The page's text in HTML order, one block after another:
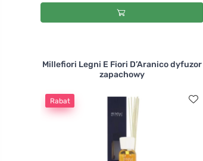
Millefiori Legni E Fiori D’Aranico dyfuzor
zapachowy
Rabat